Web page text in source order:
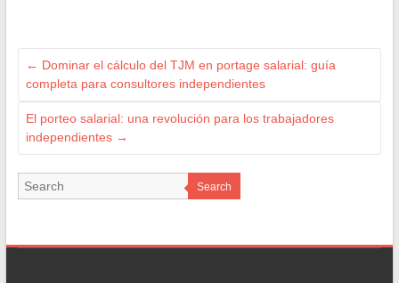
← Dominar el cálculo del TJM en portage salarial: guía
completa para consultores independientes
El porteo salarial: una revolución para los trabajadores
independientes →
Search